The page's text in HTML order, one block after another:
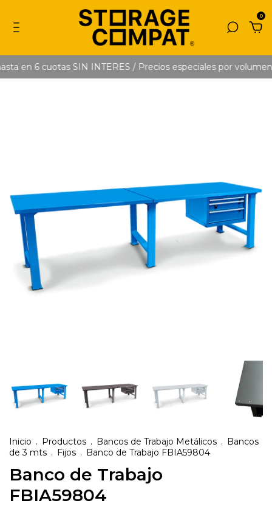
0
en 6 cuotas SIN INTERES / Precios especiales por volumen
Inicio . Productos . Bancos de Trabajo Metálicos . Bancos
de 3 mts . Fijos . Banco de Trabajo FBIA59804
Banco de Trabajo
FBIA59804